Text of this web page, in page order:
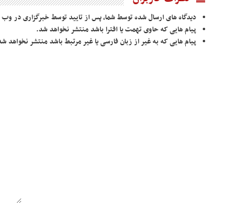
دیدگاه های ارسال شده توسط شما، پس از تایید توسط خبرگزاری در
پیام هایی که حاوی تهمت یا افترا باشد منتشر نخواهد شد.
پیام هایی که به غیر از زبان فارسی یا غیر مرتبط باشد منتشر نخواهد